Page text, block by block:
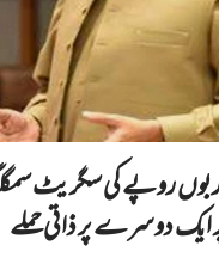
روپے کی سگریٹ
ایک دوسرے پر ذاتی حملے